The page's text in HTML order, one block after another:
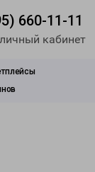
660-11-11
кабинет